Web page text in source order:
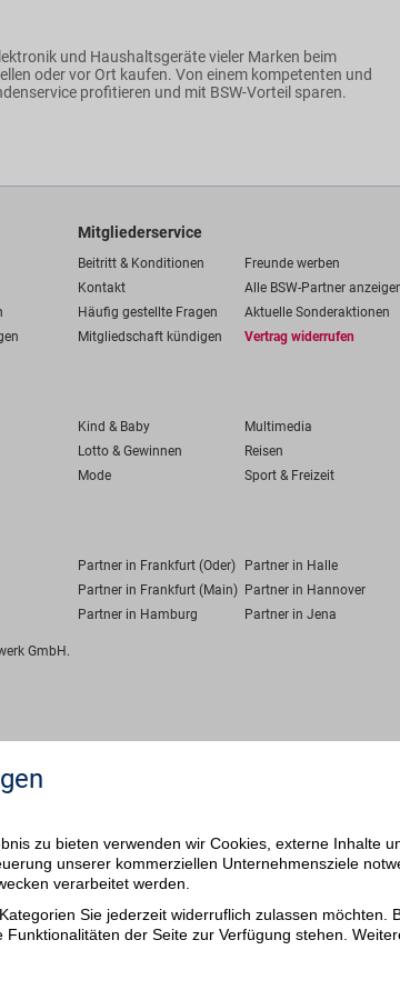
und Haushaltsgeräte vieler Marken beim
oder vor Ort kaufen. Von einem kompetenten und
profitieren und mit BSW-Vorteil sparen.
Mitgliederservice
Beitritt & Konditionen
Freunde werben
Kontakt
Alle BSW-Partner
Häufig gestellte Fragen
Aktuelle Sonderaktionen
Mitgliedschaft kündigen
Vertrag widerrufen
Kind & Baby
Multimedia
Lotto & Gewinnen
Reisen
Mode Sport & Freizeit
Partner in Frankfurt (Oder) Partner in Halle
Partner in Frankfurt (Main) Partner in Hannover
Partner in Hamburg Partner in Jena
GmbH.
zu bieten verwenden wir Cookies, externe Inhalte
unserer kommerziellen Unternehmensziele
verarbeitet werden.
Sie jederzeit widerruflich zulassen möchten.
der Seite zur Verfügung stehen.